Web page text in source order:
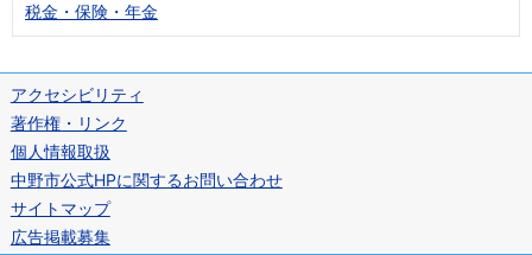
税金・保険・年金
アクセシビリティ
著作権・リンク
個人情報取扱
中野市公式HPに関するお問い合わせ
サイトマップ
広告掲載募集